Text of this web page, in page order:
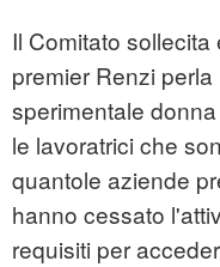
Il Comitato
premier Renzi
sperimentale
le lavoratrici che
quantole aziende
hanno cessato
requisiti per